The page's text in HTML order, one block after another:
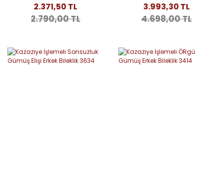
2.371,50 TL
2.790,00 TL
3.993,30 TL
4.698,00 TL